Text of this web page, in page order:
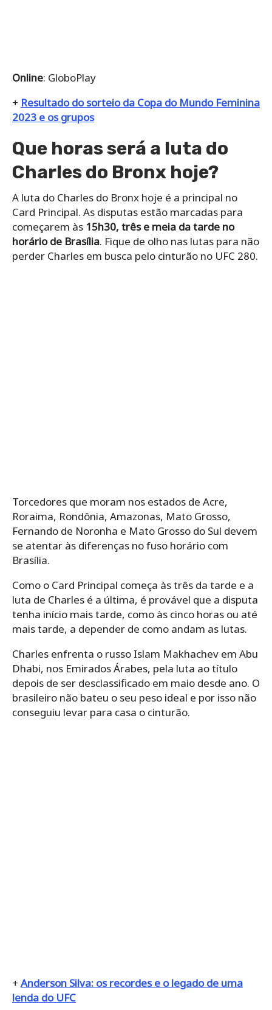
Online: GloboPlay
+ Resultado do sorteio da Copa do Mundo Feminina
2023 e os grupos
Que horas será a luta do
Charles do Bronx hoje?
A luta do Charles do Bronx hoje é a principal no
Card Principal. As disputas estão marcadas para
começarem às 15h30, três e meia da tarde no
horário de Brasília. Fique de olho nas lutas para não
perder Charles em busca pelo cinturão no UFC 280.
Torcedores que moram nos estados de Acre,
Roraima, Rondônia, Amazonas, Mato Grosso,
Fernando de Noronha e Mato Grosso do Sul devem
se atentar às diferenças no fuso horário com
Brasília.
Como o Card Principal começa às três da tarde e a
luta de Charles é a última, é provável que a disputa
tenha início mais tarde, como às cinco horas ou até
mais tarde, a depender de como andam as lutas.
Charles enfrenta o russo Islam Makhachev em Abu
Dhabi, nos Emirados Árabes, pela luta ao título
depois de ser desclassificado em maio desde ano. O
brasileiro não bateu o seu peso ideal e por isso não
conseguiu levar para casa o cinturão.
+ Anderson Silva: os recordes e o legado de uma
lenda do UFC